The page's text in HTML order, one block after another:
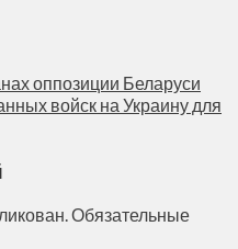
оппозиции Беларуси
войск на Украину для
Обязательные